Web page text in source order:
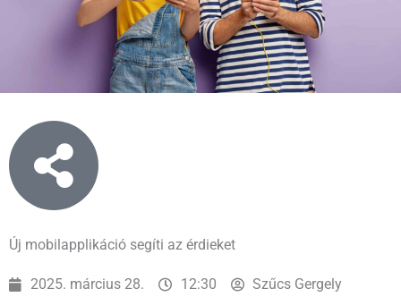
Új mobilapplikáció segíti az érdieket
2025. március 28. 12:30 Szűcs Gergely